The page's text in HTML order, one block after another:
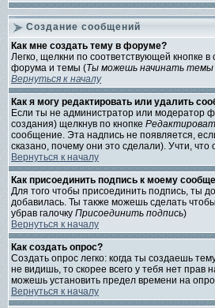
Создание сообщений
Как мне создать тему в форуме?
Легко, щелкни по соответствующей кнопке
форума и темы (Ты можешь начинать
Вернуться к началу
Как я могу редактировать или удалить
Если ты не администратор или модератор
создания) щелкнув по кнопке
сообщение. Эта надпись не появляется,
сказано, почему они это сделали). Учти,
Вернуться к началу
Как присоединить подпись к моему
Для того чтобы присоединить подпись, ты
добавилась. Ты также можешь сделать
убрав галочку Присоединить подпись)
Вернуться к началу
Как создать опрос?
Создать опрос легко: когда ты создаешь
не видишь, то скорее всего у тебя нет прав
можешь установить предел времени на
Вернуться к началу